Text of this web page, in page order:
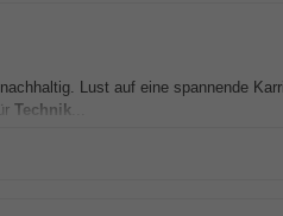
Lust auf eine spannende
Technik